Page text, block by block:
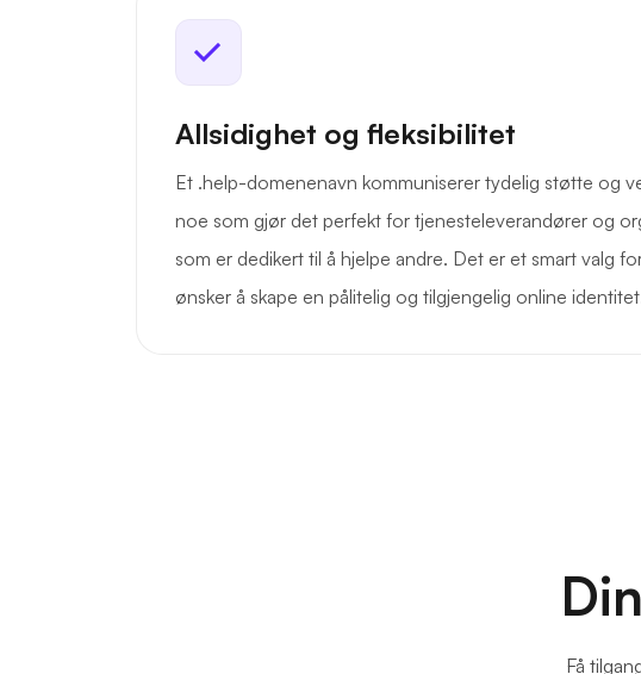
Allsidighet og fleksibilitet
Et .help-domenenavn kommuniserer tydelig støtte og
noe som gjør det perfekt for tjenesteleverandører og
som er dedikert til å hjelpe andre. Det er et smart valg
ønsker å skape en pålitelig og tilgjengelig online
Få